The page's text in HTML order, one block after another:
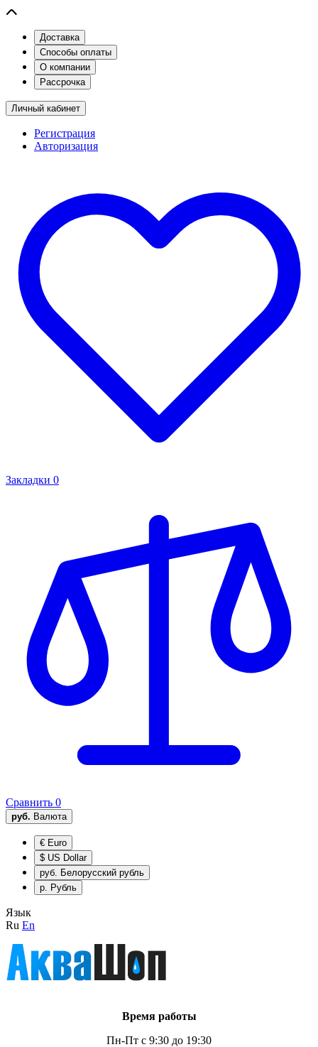
Доставка
Способы оплаты
О компании
Рассрочка
Личный кабинет
Регистрация
Авторизация
Закладки 0
Сравнить 0
руб. Валюта
€ Euro
$ US Dollar
руб. Белорусский рубль
р. Рубль
Язык
Ru En
Время работы
Пн-Пт с 9:30 до 19:30